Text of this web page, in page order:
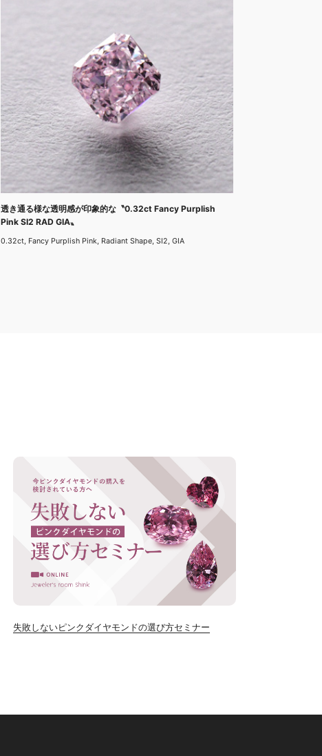
透き通る様な透明感が印象的な〝0.32ct Fancy Purplish
Pink SI2 RAD GIA〟
0.32ct, Fancy Purplish Pink, Radiant Shape, SI2, GIA
失敗しないピンクダイヤモンドの選び方セミナー